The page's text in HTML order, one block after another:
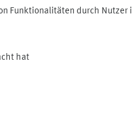
Funktionalitäten durch
hat